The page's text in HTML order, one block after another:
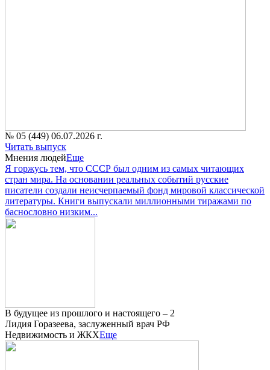
№ 05 (449) 06.07.2026 г.
Читать выпуск
Мнения людейЕще
Я горжусь тем, что СССР был одним из самых читающих
стран мира. На основании реальных событий русские
писатели создали неисчерпаемый фонд мировой классической
литературы. Книги выпускали миллионными тиражами по
баснословно низким...
В будущее из прошлого и настоящего – 2
Лидия Горазеева, заслуженный врач РФ
Недвижимость и ЖКХЕще